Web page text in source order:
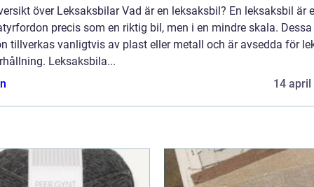
över Leksaksbilar Vad är en leksaksbil? En leksaksbil är
precis som en riktig bil, men i en mindre skala.
tillverkas vanligtvis av plast eller metall och är avsedda för
Leksaksbila...
14 april